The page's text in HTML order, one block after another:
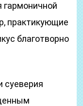
гармоничной
практикующие
благотворно
суеверия